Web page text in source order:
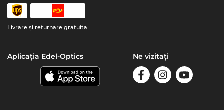
Livrare şi returnare gratuita
Aplicația Edel-Optics Ne vizitați